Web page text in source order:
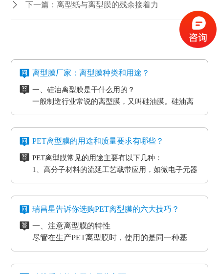
下一篇：离型纸与离型膜的残余接着力
离型膜厂家：离型膜种类和用途？
一、硅油离型膜是干什么用的？
一般制造行业常说的离型膜，又叫硅油膜。硅油离
型膜应用分成两类：模切制造行业的应用和石墨制
具备离型力匀称平稳、等特点，还可以按客户标准
氟素离型膜别称氟塑离型膜。这类离型膜是由表层
性。相对于硅胶带，具备优质的剥离特性。氟素离
型膜主要是应用于高温胶带、金手指复合模切加工
工艺。
三、非硅离型膜是干什么用的？
非硅离型膜的适用范围有热溶胶、HC的转印纸、微
粘胶以及微粘胶保护膜生产加工用离型膜。除此之
外，因其剥离力较重，在生产加工极其细微的构件
时，能够 具有很好的避免 离型膜挪动或掉下来的功
四、防静电离型膜是干什么用的？
在信息时代，电磁波会对没经屏蔽掉的敏感度电子
的影响，导致数据信息失真、通讯混乱。而电流的
磁效应和磨擦产生的静电感应对各种各样敏感元
电积累产生髙压放电，其严重后果将是毁灭性的，
PET离型膜的用途和质量要求有哪些？
PET离型膜常见的用途主要有以下几种：
1、高分子材料的流延工艺载带应用，如微电子元器
件
3、各种多层印刷线路板行业的层压工艺应用
5、PCB/PCL应用
6、光电模切冲型行业应用
PET离型膜的质量要求也不一样：
如普通模切冲型对PET离型膜的要求是厚度均匀剥离
瑞昌星告诉你选购PET离型膜的六大技巧？
一、注意离型膜的特性
尽管在生产PET离型膜时，使用的是同一种基
材，但是使用不一样的离型剂，就会得到不一样